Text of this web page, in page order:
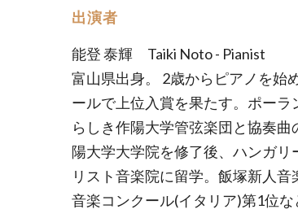
出演者
能登 泰輝 Taiki Noto - Pianist
富山県出身。 2歳からピアノを始
ールで上位入賞を果たす。ポーラ
らしき作陽大学管弦楽団と協奏
陽大学大学院を修了後、ハンガ
リスト音楽院に留学。飯塚新人
音楽コンクール(イタリア)第1位な